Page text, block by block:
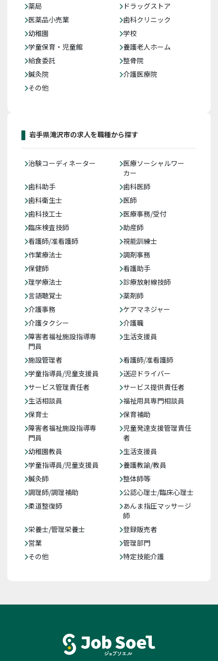
薬局
ドラッグストア
医薬品小売業
歯科クリニック
幼稚園
学校
学童保育・児童館
養護老人ホーム
給食委託
整骨院
鍼灸院
介護医療院
その他
岩手県滝沢市の求人を職種から探す
治験コーディネーター
医療ソーシャルワー
カー
歯科助手
歯科医師
歯科衛生士
医師
歯科技工士
医療事務/受付
臨床検査技師
助産師
看護師/准看護師
視能訓練士
作業療法士
調剤事務
保健師
看護助手
理学療法士
診療放射線技師
言語聴覚士
薬剤師
介護事務
ケアマネジャー
介護タクシー
介護職
障害者福祉施設指導専
門員
生活支援員
施設管理者
看護師/准看護師
学童指導員/児童支援員
送迎ドライバー
サービス管理責任者
サービス提供責任者
生活相談員
福祉用具専門相談員
保育士
保育補助
障害者福祉施設指導専
門員
児童発達支援管理責任
者
幼稚園教員
生活支援員
学童指導員/児童支援員
養護教諭/教員
鍼灸師
整体師等
調理師/調理補助
公認心理士/臨床心理士
柔道整復師
あんま指圧マッサージ
師
栄養士/管理栄養士
登録販売者
営業
管理部門
その他
特定技能介護